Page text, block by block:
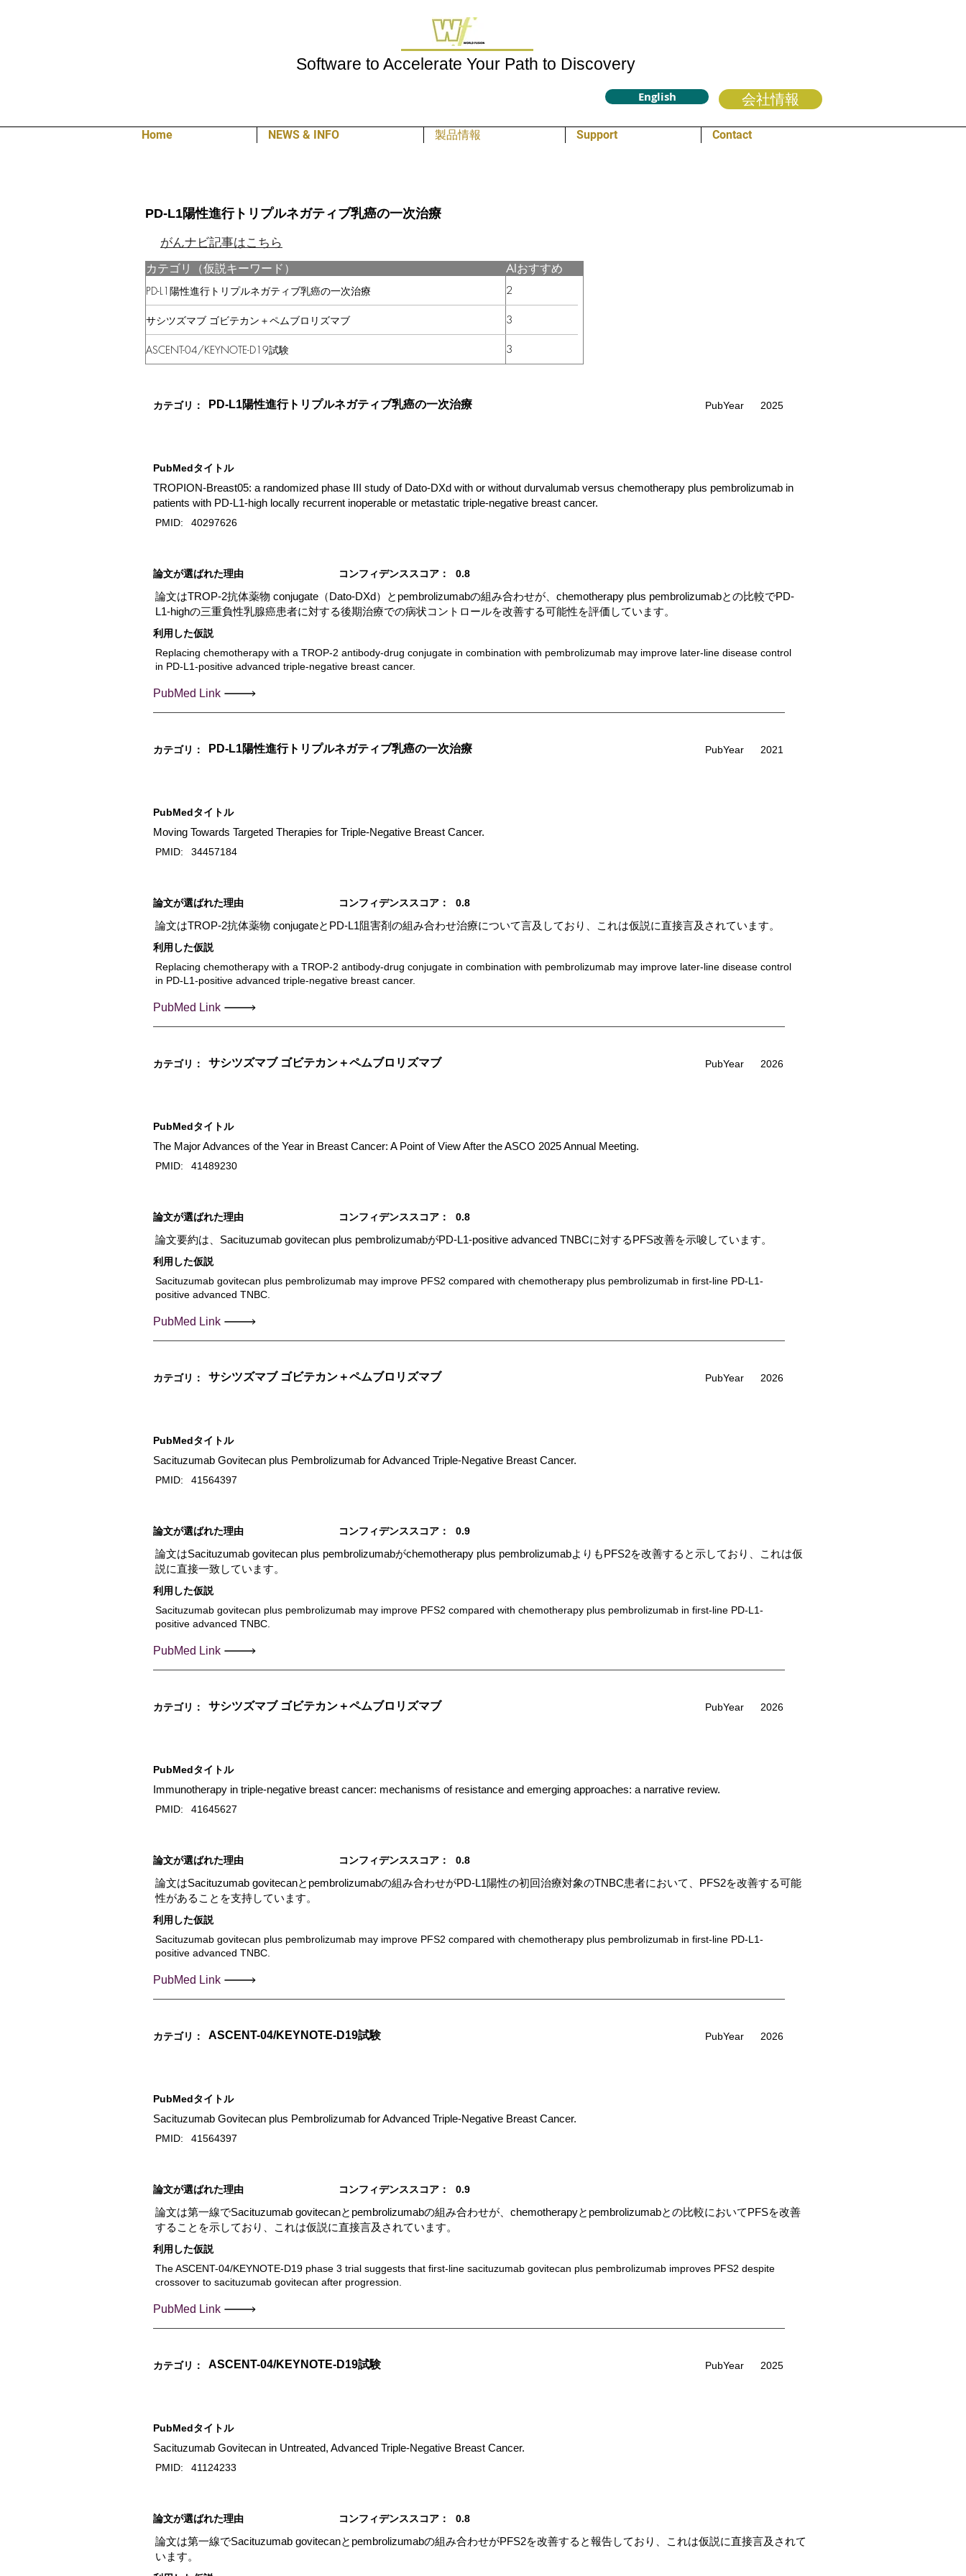
Software to Accelerate Your Path to Discovery
English 会社情報
Home NEWS & INFO 製品情報 Support Contact
PD-L1陽性進行トリプルネガティブ乳癌の一次治療
がんナビ記事はこちら
カテゴリ（仮説キーワード）
AIおすすめ
PD-L1陽性進行トリプルネガティブ乳癌の一次治療 2
サシツズマブ ゴビテカン＋ペムブロリズマブ 3
ASCENT-04/KEYNOTE-D19試験 3
カテゴリ： PD-L1陽性進行トリプルネガティブ乳癌の一次治療 PubYear 2025
PubMedタイトル
TROPION-Breast05: a randomized phase III study of Dato-DXd with or without durvalumab versus chemotherapy plus pembrolizumab in
patients with PD-L1-high locally recurrent inoperable or metastatic triple-negative breast cancer.
PMID: 40297626
​論文が選ばれた理由 コンフィデンススコア： 0.8
論文はTROP-2抗体薬物 conjugate（Dato-DXd）とpembrolizumabの組み合わせが、chemotherapy plus pembrolizumabとの比較でPD-
L1-highの三重負性乳腺癌患者に対する後期治療での病状コントロールを改善する可能性を評価しています。
利用した仮説
Replacing chemotherapy with a TROP-2 antibody-drug conjugate in combination with pembrolizumab may improve later-line disease control
in PD-L1-positive advanced triple-negative breast cancer.
PubMed Link
カテゴリ： PD-L1陽性進行トリプルネガティブ乳癌の一次治療 PubYear 2021
PubMedタイトル
Moving Towards Targeted Therapies for Triple-Negative Breast Cancer.
PMID: 34457184
​論文が選ばれた理由 コンフィデンススコア： 0.8
論文はTROP-2抗体薬物 conjugateとPD-L1阻害剤の組み合わせ治療について言及しており、これは仮説に直接言及されています。
利用した仮説
Replacing chemotherapy with a TROP-2 antibody-drug conjugate in combination with pembrolizumab may improve later-line disease control
in PD-L1-positive advanced triple-negative breast cancer.
PubMed Link
カテゴリ： サシツズマブ ゴビテカン＋ペムブロリズマブ PubYear 2026
PubMedタイトル
The Major Advances of the Year in Breast Cancer: A Point of View After the ASCO 2025 Annual Meeting.
PMID: 41489230
​論文が選ばれた理由 コンフィデンススコア： 0.8
論文要約は、Sacituzumab govitecan plus pembrolizumabがPD-L1-positive advanced TNBCに対するPFS改善を示唆しています。
利用した仮説
Sacituzumab govitecan plus pembrolizumab may improve PFS2 compared with chemotherapy plus pembrolizumab in first-line PD-L1-
positive advanced TNBC.
PubMed Link
カテゴリ： サシツズマブ ゴビテカン＋ペムブロリズマブ PubYear 2026
PubMedタイトル
Sacituzumab Govitecan plus Pembrolizumab for Advanced Triple-Negative Breast Cancer.
PMID: 41564397
​論文が選ばれた理由 コンフィデンススコア： 0.9
論文はSacituzumab govitecan plus pembrolizumabがchemotherapy plus pembrolizumabよりもPFS2を改善すると示しており、これは仮
説に直接一致しています。
利用した仮説
Sacituzumab govitecan plus pembrolizumab may improve PFS2 compared with chemotherapy plus pembrolizumab in first-line PD-L1-
positive advanced TNBC.
PubMed Link
カテゴリ： サシツズマブ ゴビテカン＋ペムブロリズマブ PubYear 2026
PubMedタイトル
Immunotherapy in triple-negative breast cancer: mechanisms of resistance and emerging approaches: a narrative review.
PMID: 41645627
​論文が選ばれた理由 コンフィデンススコア： 0.8
論文はSacituzumab govitecanとpembrolizumabの組み合わせがPD-L1陽性の初回治療対象のTNBC患者において、PFS2を改善する可能
性があることを支持しています。
利用した仮説
Sacituzumab govitecan plus pembrolizumab may improve PFS2 compared with chemotherapy plus pembrolizumab in first-line PD-L1-
positive advanced TNBC.
PubMed Link
カテゴリ： ASCENT-04/KEYNOTE-D19試験 PubYear 2026
PubMedタイトル
Sacituzumab Govitecan plus Pembrolizumab for Advanced Triple-Negative Breast Cancer.
PMID: 41564397
​論文が選ばれた理由 コンフィデンススコア： 0.9
論文は第一線でSacituzumab govitecanとpembrolizumabの組み合わせが、chemotherapyとpembrolizumabとの比較においてPFSを改善
することを示しており、これは仮説に直接言及されています。
利用した仮説
The ASCENT-04/KEYNOTE-D19 phase 3 trial suggests that first-line sacituzumab govitecan plus pembrolizumab improves PFS2 despite
crossover to sacituzumab govitecan after progression.
PubMed Link
カテゴリ： ASCENT-04/KEYNOTE-D19試験 PubYear 2025
PubMedタイトル
Sacituzumab Govitecan in Untreated, Advanced Triple-Negative Breast Cancer.
PMID: 41124233
​論文が選ばれた理由 コンフィデンススコア： 0.8
論文は第一線でSacituzumab govitecanとpembrolizumabの組み合わせがPFS2を改善すると報告しており、これは仮説に直接言及されて
います。